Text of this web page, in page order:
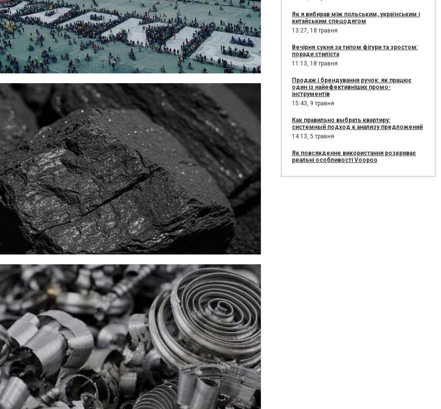
Як я вибирав між польським, українським і
китайським спецодягом
13:27, 18 травня
Вечірня сукня за типом фігури та зростом:
поради стиліста
11:13, 18 травня
Продаж і брендування ручок: як працює
один із найефективніших промо-
інструментів
15:43, 9 травня
Как правильно выбрать квартиру:
системный подход к анализу предложений
14:13, 5 травня
Як повсякденне використання розкриває
реальні особливості Voopoo